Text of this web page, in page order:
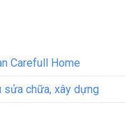
Carefull Home
sửa chữa, xây dựng